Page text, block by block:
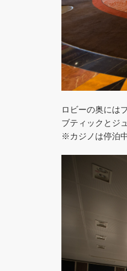
ロビーの奥には
ブティックとジ
※ カジノは停泊